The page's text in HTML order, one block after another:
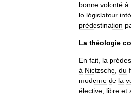
bonne volonté à
le législateur
prédestination
La théologie
En fait la
à Nietzsche du
moderne de la
élective libre et